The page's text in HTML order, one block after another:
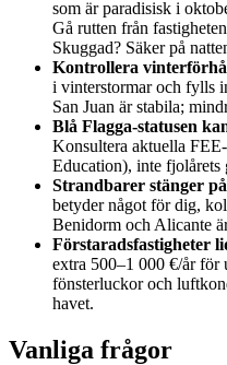
som är paradisisk i
Gå rutten från
Skuggad? Säker på
Kontrollera
i vinterstormar och fylls
San Juan är stabila;
Blå Flagga-statusen
Konsultera aktuella
Education), inte fjolårets
Strandbarer stänger
betyder något för dig,
Benidorm och Alicante
Förstaradsfastigheter
extra 500–1 000 €/år för
fönsterluckor och
havet.
Vanliga frågor